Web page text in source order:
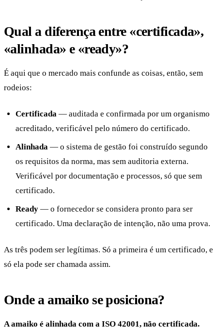
Qual a diferença entre «certificada»,
«alinhada» e «ready»?
É aqui que o mercado mais confunde as coisas, então, sem
rodeios:
Certificada — auditada e confirmada por um organismo
acreditado, verificável pelo número do certificado.
Alinhada — o sistema de gestão foi construído segundo
os requisitos da norma, mas sem auditoria externa.
Verificável por documentação e processos, só que sem
certificado.
Ready — o fornecedor se considera pronto para ser
certificado. Uma declaração de intenção, não uma prova.
As três podem ser legítimas. Só a primeira é um certificado, e
só ela pode ser chamada assim.
Onde a amaiko se posiciona?
A amaiko é alinhada com a ISO 42001, não certificada.